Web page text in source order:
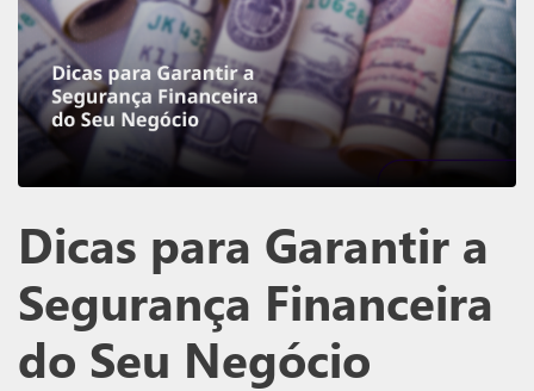
Dicas para Garantir a
Segurança Financeira
do Seu Negócio